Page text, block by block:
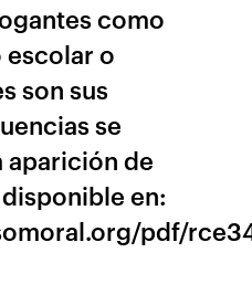
como
escolar o
son sus
se
aparición de
en:
pdf/